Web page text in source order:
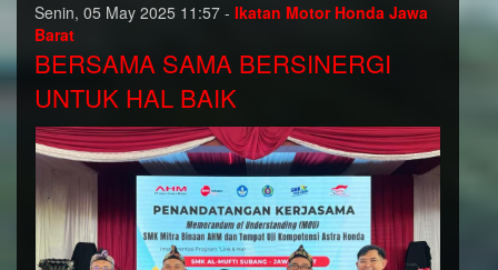
Senin, 05 May 2025 11:57 - Ikatan Motor Honda Jawa
Barat
BERSAMA SAMA BERSINERGI
UNTUK HAL BAIK